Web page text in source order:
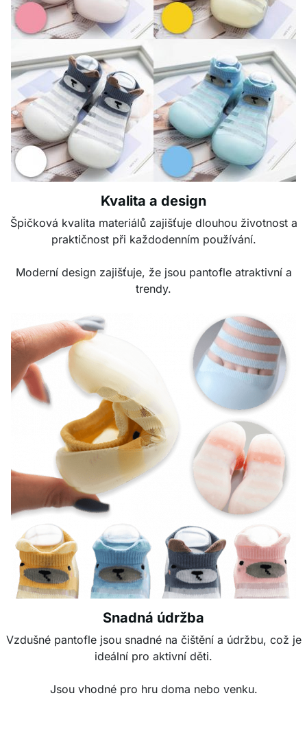
Kvalita a design
Špičková kvalita materiálů zajišťuje dlouhou životnost a
praktičnost při každodenním používání.
Moderní design zajišťuje, že jsou pantofle atraktivní a
trendy.
Snadná údržba
Vzdušné pantofle jsou snadné na čištění a údržbu, což je
ideální pro aktivní děti.
Jsou vhodné pro hru doma nebo venku.